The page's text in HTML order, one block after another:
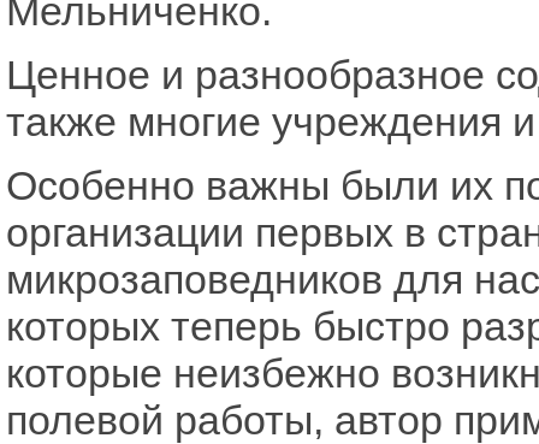
Мельниченко.
Ценное и разнообразное
также многие учреждения
Особенно важны были их
организации первых в
микрозаповедников для
которых теперь быстро
которые неизбежно
полевой работы, автор